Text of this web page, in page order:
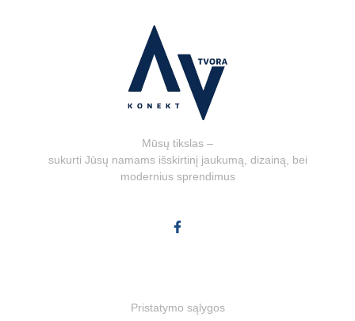
Mūsų tikslas –
sukurti Jūsų namams išskirtinį jaukumą, dizainą, bei
modernius sprendimus
Pristatymo sąlygos